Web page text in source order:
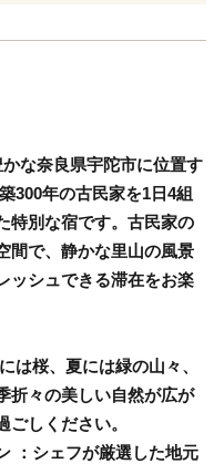
な奈良県宇陀市に位置す
300年の古民家を1日4組
特別な宿です。古民家の
間で、静かな里山の風景
ッシュできる滞在をお楽
は桜、夏には緑の山々、
折々の美しい自然が広が
しください。
：シェフが厳選した地元